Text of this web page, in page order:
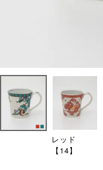
レッド
【14】